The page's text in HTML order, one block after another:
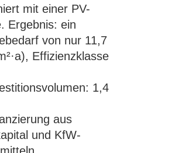
mit einer PV-
Ergebnis: ein
von nur 11,7
Effizienzklasse
1,4
aus
und KfW-